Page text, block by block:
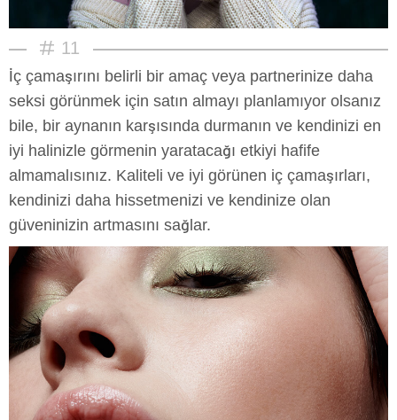
11
İç çamaşırını belirli bir amaç veya partnerinize daha
seksi görünmek için satın almayı planlamıyor olsanız
bile, bir aynanın karşısında durmanın ve kendinizi en
iyi halinizle görmenin yaratacağı etkiyi hafife
almamalısınız. Kaliteli ve iyi görünen iç çamaşırları,
kendinizi daha hissetmenizi ve kendinize olan
güveninizin artmasını sağlar.